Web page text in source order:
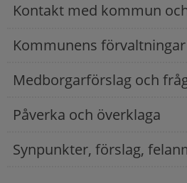
Kontakt med kommun
Kommunens förvaltningar
Medborgarförslag och
Påverka och överklaga
Synpunkter, förslag,